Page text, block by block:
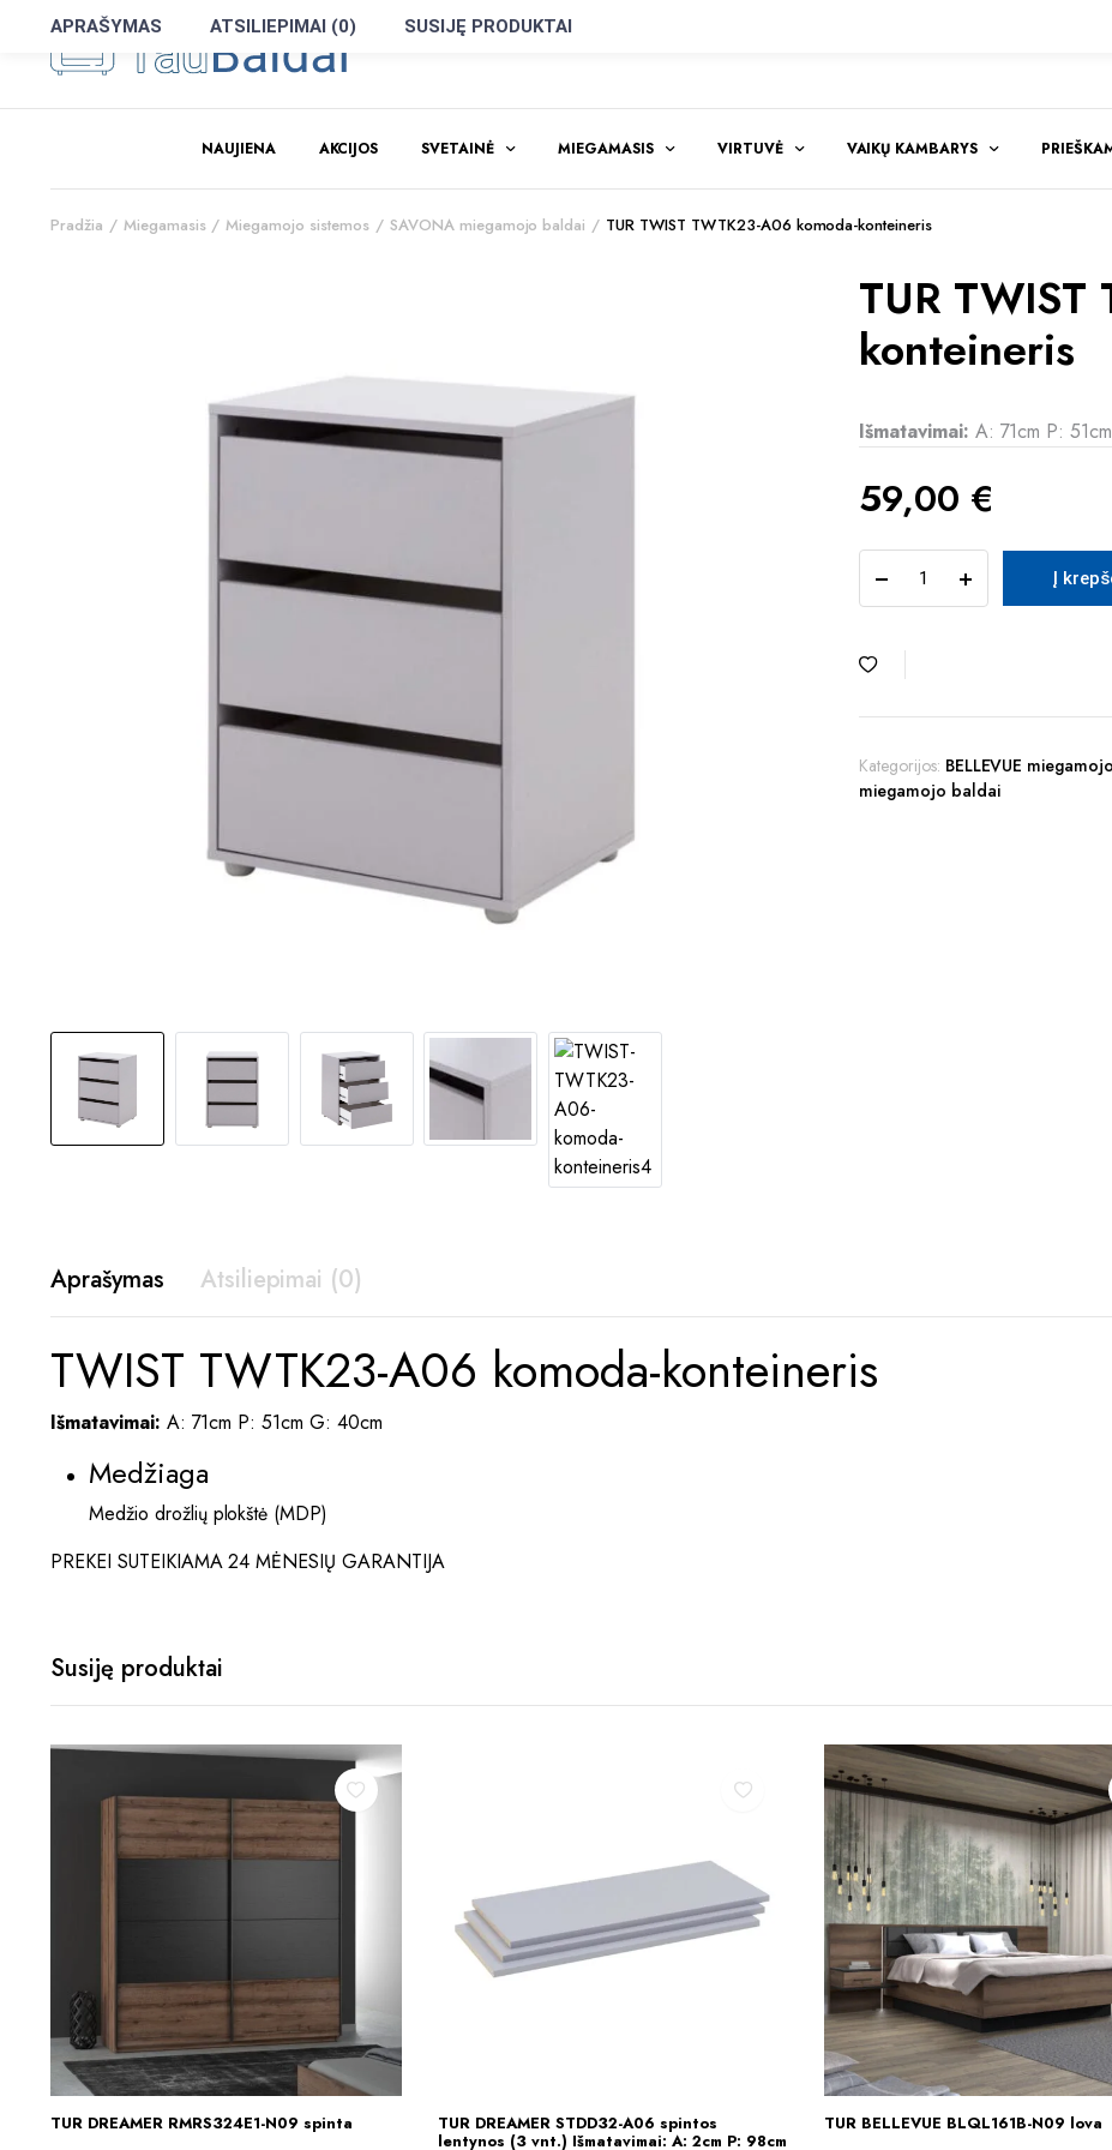
NAUJIENA AKCIJOS SVETAINĖ MIEGAMASIS VIRTUVĖ VAIKŲ KAMBARYS
Pradžia Miegamasis Miegamojo sistemos SAVONA miegamojo baldai TUR TWIST TWTK23-A06 komoda-konteineris
TUR
konteineris
Išmatavimai: A: 71cm P:
59,00 €
TWIST
TWTK23-
quantity
Į
Kategorijos: BELLEVUE
miegamojo baldai
Aprašymas Atsiliepimai (0)
TWIST TWTK23-A06 komoda-konteineris
Išmatavimai: A: 71cm P: 51cm G: 40cm
Medžiaga
Medžio drožlių plokštė (MDP)
PREKEI SUTEIKIAMA 24 MĖNESIŲ GARANTIJA
Susiję produktai
Į KREPŠELĮ
TUR DREAMER RMRS324E1-N09 spinta Į KREPŠELĮ
TUR DREAMER STDD32-A06 spintos
lentynos (3 vnt.) Išmatavimai: A: 2cm P: 98cm
Į KREPŠELĮ
TUR BELLEVUE BLQL161B-N09 lova
APRAŠYMAS ATSILIEPIMAI (0) SUSIJĘ PRODUKTAI